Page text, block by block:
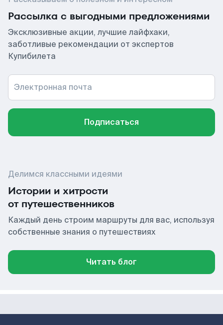
Рассылка с выгодными предложениями
Эксклюзивные акции, лучшие лайфхаки,
заботливые рекомендации от экспертов
Купибилета
Электронная почта
Подписаться
Делимся классными идеями
Истории и хитрости
от путешественников
Каждый день строим маршруты для вас, используя
собственные знания о путешествиях
Читать блог